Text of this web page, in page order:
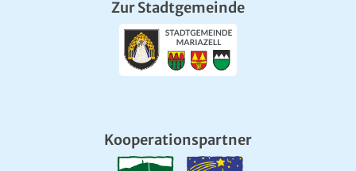
Zur Stadtgemeinde
Kooperationspartner